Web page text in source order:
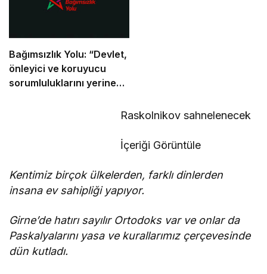
Bağımsızlık Yolu: “Devlet,
önleyici ve koruyucu
sorumluluklarını yerine
Raskolnikov sahnelenecek
İçeriği Görüntüle
Kentimiz birçok ülkelerden, farklı dinlerden
insana ev sahipliği yapıyor.
Girne’de hatırı sayılır Ortodoks var ve onlar da
Paskalyalarını yasa ve kurallarımız çerçevesinde
dün kutladı.